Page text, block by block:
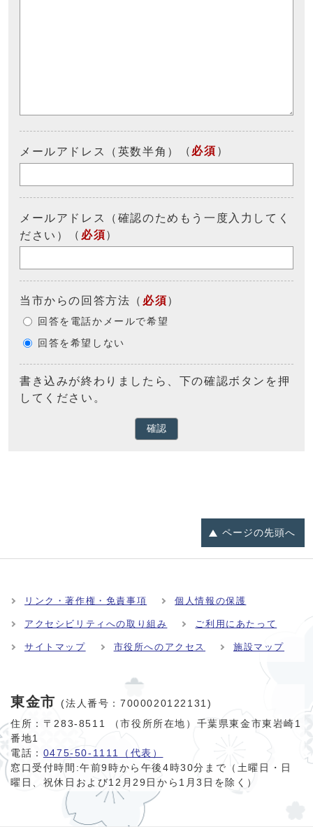
メールアドレス（英数半角） （ 必須 ）
メールアドレス（確認のためもう一度入力してく
ださい）
（ 必須）
当市からの回答方法 （ 必須）
回答を電話かメールで希望
回答を希望しない
書き込みが終わりましたら、下の確認ボタンを押
してください。
確認
ページの先頭へ
リンク・著作権・免責事項 個人情報の保護
アクセシビリティへの取り組み ご利用にあたって
サイトマップ 市役所へのアクセス 施設マップ
東金市
(法人番号：7000020122131)
住所：〒283-8511 （市役所所在地）千葉県東金市東岩崎1
番地1
電話： 0475-50-1111（代表）
窓口受付時間:午前9時から午後4時30分まで（土曜日・日
曜日、祝休日および12月29日から1月3日を除く）